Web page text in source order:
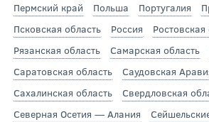
Пермский край
Польша Португалия
Псковская область
Россия Ростовская
Рязанская область
Самарская область
Саратовская область
Саудовская
Сахалинская область
Свердловская
Северная Осетия — Алания